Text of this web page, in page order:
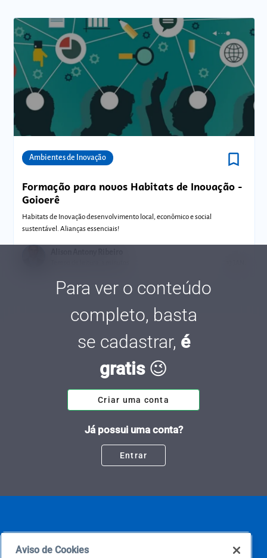
Ambientes de Inovação bookmark_border
Formação para novos Habitats de Inovação -
Goioerê
Habitats de Inovação desenvolvimento local, econômico e social
sustentável. Alianças essenciais!
Para ver o conteúdo
completo, basta
se cadastrar, é
gratis😉
Criar uma conta
Já possui uma conta?
Entrar
Aviso de Cookies